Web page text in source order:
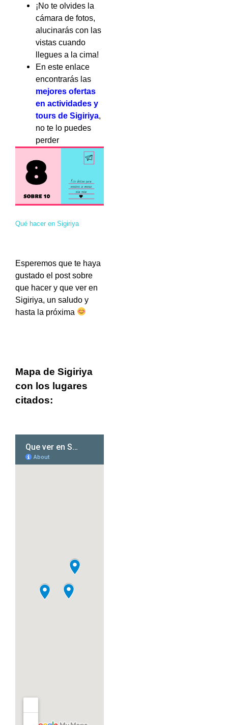
¡No te olvides la
cámara de fotos,
alucinarás con las
vistas cuando
llegues a la cima!
En este enlace
encontrarás las
mejores ofertas
en actividades y
tours de Sigiriya,
no te lo puedes
perder
Qué hacer en Sigiriya
Esperemos que te haya
gustado el post sobre
que hacer y que ver en
Sigiriya, un saludo y
hasta la próxima
Mapa de Sigiriya
con los lugares
citados: